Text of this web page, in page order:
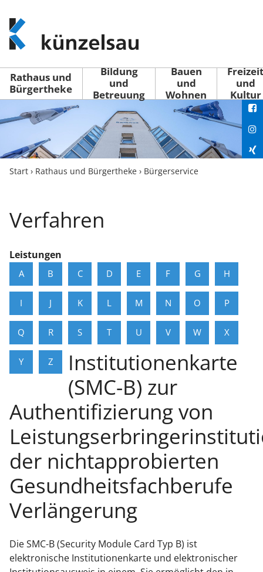
www.kuenzelsau.de
(zur
Startseite)
Rathaus und
Bürgertheke
Bildung
und
Betreuung
Bauen
und
Wohnen
Freizeit
und
Kultur
Start › Rathaus und Bürgertheke › Bürgerservice
Verfahren
Leistungen
A B C D E F G H
I J K L M N O P
Q R S T U V W X
Y Z
Institutionenkarte
(SMC-B) zur
Authentifizierung von
der nichtapprobierten
Gesundheitsfachberufe
Verlängerung
Die SMC-B (Security Module Card Typ B) ist
elektronische Institutionenkarte und elektronischer